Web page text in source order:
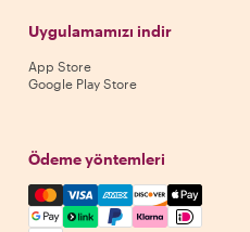
Uygulamamızı indir
App Store
Google Play Store
Ödeme yöntemleri
Mastercard, Visa, Amex,